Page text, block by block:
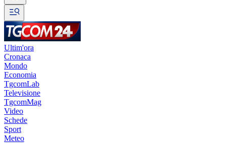
Ultim'ora
Cronaca
Mondo
Economia
TgcomLab
Televisione
TgcomMag
Video
Schede
Sport
Meteo